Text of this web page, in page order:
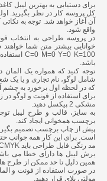
برای دستیابی به بهترین لیبل
کل پروسه کار در نظر بگیرید.
آن آغاز خواهد شد. توجه به
واقع شود.
در پروسه طراحی به انتخاب
خوانایی بیشتر متن شما
باشد.
توجه کنید که همواره یک المان
شامل لوگو، نام تجاری و یا
که در لحظه اول برخورد به چشم
برای استفاده از فونت و لوگو
مشکی 2 پیکسل دهید.
به سایز، قالب و طرح لیبل
برچسب همخوانی ایجاد کند.
پیش ازچاپ برچسب تصمیم
است. برای این کار همه جوانب
مد رنگی فایل طراحی باید CMYK و 8bit بوده و باید فرمت فایل ارسالی JPG باشد.
برش لیبل ها دارای خطا می
همین دلیل تا حد ممکن از طرح
در صورت استفاده از فونت و
مولتی پلای قرار دهید.